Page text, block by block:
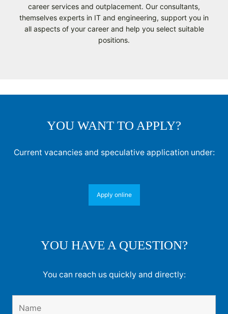
career services and outplacement. Our consultants,
themselves experts in IT and engineering, support you in
all aspects of your career and help you select suitable
positions.
YOU WANT TO APPLY?
Current vacancies and speculative application under:
Apply online
YOU HAVE A QUESTION?
You can reach us quickly and directly: